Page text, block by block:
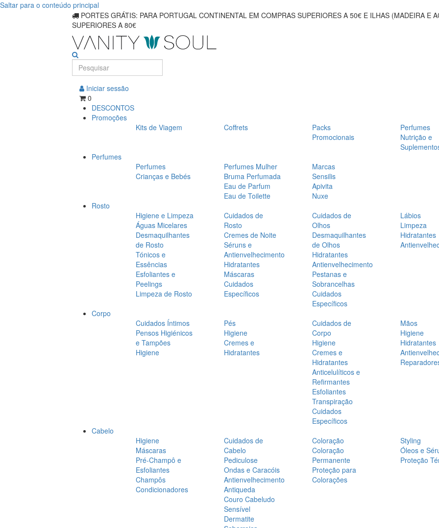
Saltar para o conteúdo principal
PORTES GRÁTIS: PARA PORTUGAL CONTINENTAL EM COMPRAS SUPERIORES A 50€ E ILHAS (MADEIRA E
SUPERIORES A 80€
Iniciar sessão
0
DESCONTOS
Promoções
Kits de Viagem
Coffrets
Packs
Promocionais
Perfumes
Nutrição e
Perfumes
Perfumes
Crianças e Bebés
Perfumes Mulher
Bruma Perfumada
Eau de Parfum
Eau de Toilette
Marcas
Sensilis
Apivita
Nuxe
Rosto
Higiene e Limpeza
Águas Micelares
Desmaquilhantes
de Rosto
Tónicos e
Essências
Esfoliantes e
Peelings
Limpeza de Rosto
Cuidados de
Rosto
Cremes de Noite
Séruns e
Antienvelhecimento
Hidratantes
Máscaras
Cuidados
Específicos
Cuidados de
Olhos
Desmaquilhantes
de Olhos
Hidratantes
Antienvelhecimento
Pestanas e
Sobrancelhas
Cuidados
Específicos
Lábios
Limpeza
Hidratantes
Corpo
Cuidados Íntimos
Pensos Higiénicos
e Tampões
Higiene
Pés
Higiene
Cremes e
Hidratantes
Cuidados de
Corpo
Higiene
Cremes e
Hidratantes
Anticelulíticos e
Refirmantes
Esfoliantes
Transpiração
Cuidados
Específicos
Mãos
Higiene
Hidratantes
Cabelo
Higiene
Máscaras
Pré-Champô e
Esfoliantes
Champôs
Condicionadores
Cuidados de
Cabelo
Pediculose
Ondas e Caracóis
Antienvelhecimento
Antiqueda
Couro Cabeludo
Sensível
Dermatite
Coloração
Coloração
Permanente
Proteção para
Colorações
Styling
Óleos e
Proteção